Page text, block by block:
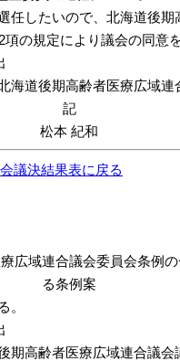
任したいので、北海道後期
の規定により議会の同意を
海道後期高齢者医療広域連
記
松本 紀和
議決結果表に戻る
広域連合議会委員会条例
る条例案
。
期高齢者医療広域連合議会